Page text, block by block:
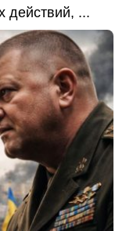
действий, ...